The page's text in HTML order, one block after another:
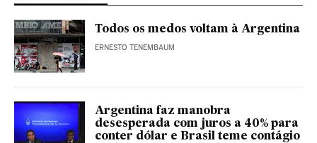
Todos os medos voltam à Argentina
ERNESTO TENEMBAUM
Argentina faz manobra
desesperada com juros a 40% para
conter dólar e Brasil teme contágio